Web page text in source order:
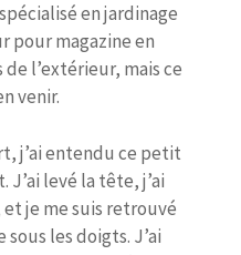
en jardinage
pour magazine en
l’extérieur, mais ce
venir.
j’ai entendu ce petit
levé la tête, j’ai
je me suis retrouvé
les doigts. J’ai